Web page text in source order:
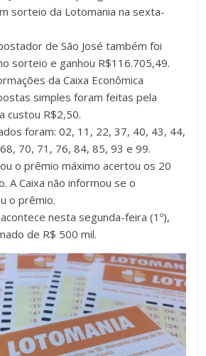
sorteio da Lotomania na sexta-
de São José também foi
sorteio e ganhou R$116.705,49.
da Caixa Econômica
simples foram feitas pela
custou R$2,50.
foram: 02, 11, 22, 37, 40, 43, 44,
70, 71, 76, 84, 85, 93 e 99.
o prêmio máximo acertou os 20
A Caixa não informou se o
o prêmio.
nesta segunda-feira (1º),
de R$ 500 mil.